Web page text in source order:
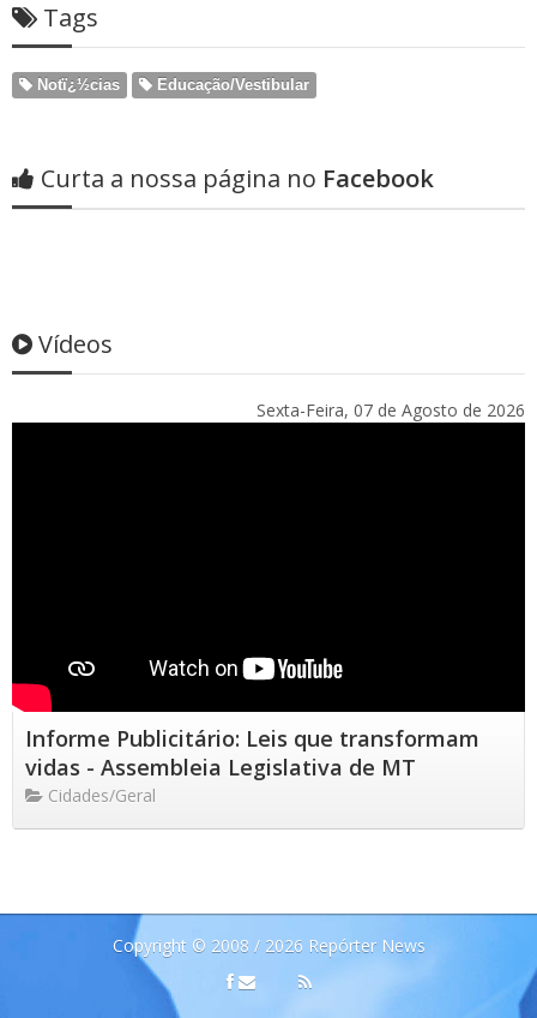
Tags
Notï¿½cias Educação/Vestibular
Curta a nossa página no Facebook
Vídeos
Sexta-Feira, 07 de Agosto de 2026
Informe Publicitário: Leis que transformam
vidas - Assembleia Legislativa de MT
Cidades/Geral
Copyright © 2008 / 2026 Repórter News